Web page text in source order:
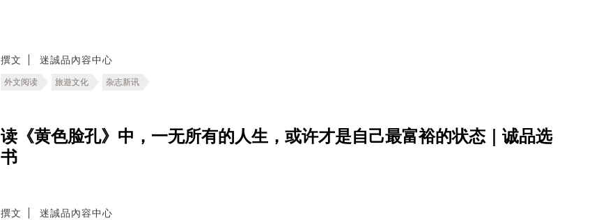
撰文 迷誠品內容中心
外文阅读 旅遊文化 杂志新讯
读《黄色脸孔》中，一无所有的人生，或许才是自己最富裕的状态｜诚品选
书
撰文 迷誠品內容中心